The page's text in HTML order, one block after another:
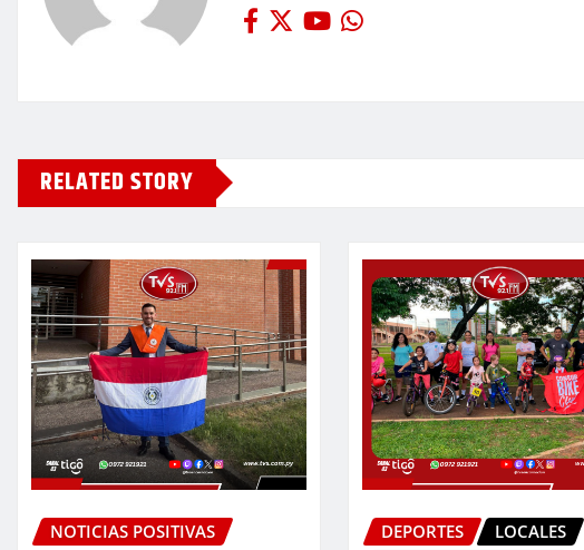
RELATED STORY
NOTICIAS POSITIVAS DEPORTES
LOCALES